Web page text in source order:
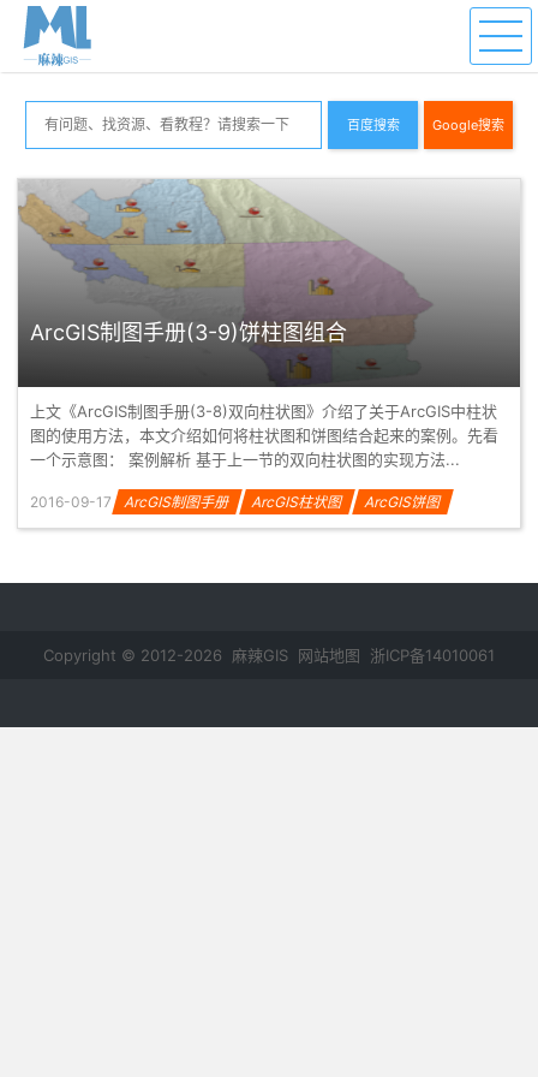
百度搜索 Google搜索
ArcGIS制图手册(3-9)饼柱图组合
上文《ArcGIS制图手册(3-8)双向柱状图》介绍了关于ArcGIS中柱状
图的使用方法，本文介绍如何将柱状图和饼图结合起来的案例。先看
一个示意图： 案例解析 基于上一节的双向柱状图的实现方法...
2016-09-17 ArcGIS制图手册 ArcGIS柱状图 ArcGIS饼图
Copyright © 2012-2026 麻辣GIS 网站地图 浙ICP备14010061